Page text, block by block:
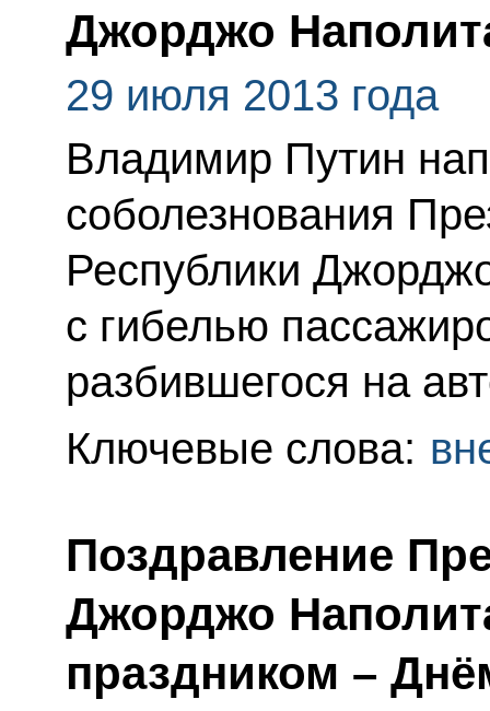
Джорджо
29 июля 2013 года
Владимир Путин
соболезнования
Республики
с гибелью
разбившегося на
Ключевые слова:
Поздравление
Джорджо
праздником –